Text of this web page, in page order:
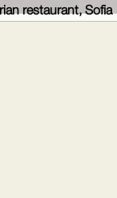
restaurant, Sofia